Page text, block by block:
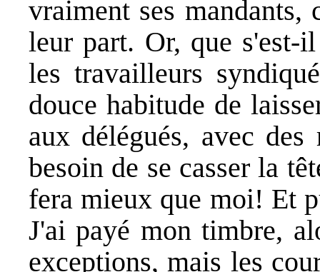
vraiment ses
leur part. Or, que s'est-
les travailleurs
douce habitude de
aux délégués, avec des
besoin de se casser la
fera mieux que moi! Et
J'ai payé mon timbre,
exceptions, mais les